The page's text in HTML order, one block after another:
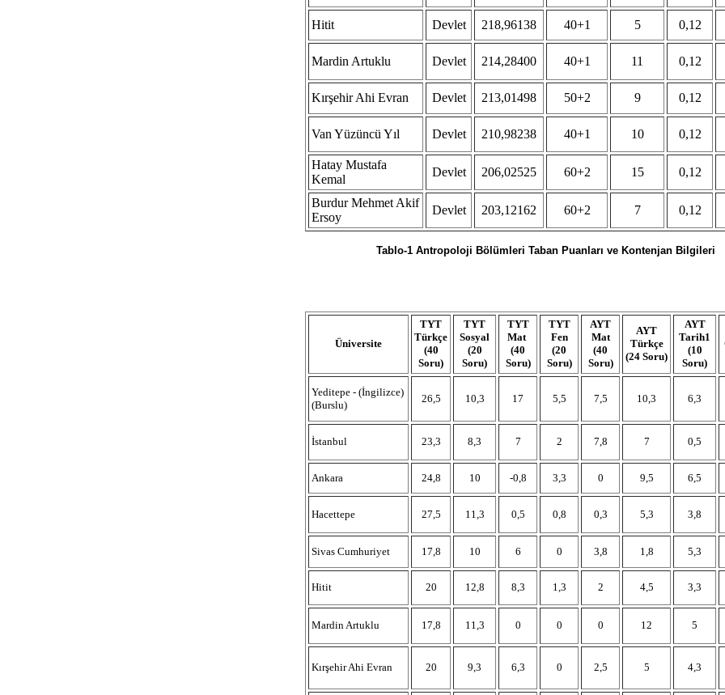
Hitit Devlet 218,96138 40+1 5 0,12
Mardin Artuklu Devlet 214,28400 40+1 11 0,12
Kırşehir Ahi Evran Devlet 213,01498 50+2 9 0,12
Van Yüzüncü Yıl Devlet 210,98238 40+1 10 0,12
Hatay Mustafa
Kemal
Devlet 206,02525 60+2 15 0,12
Burdur Mehmet Akif
Ersoy
Devlet 203,12162 60+2 7 0,12
Tablo-1 Antropoloji Bölümleri Taban Puanları ve Kontenjan Bilgileri
Üniversite
TYT
Türkçe
(40
Soru)
TYT
Sosyal
(20
Soru)
TYT
Mat
(40
Soru)
TYT
Fen
(20
Soru)
AYT
Mat
(40
Soru)
AYT
Türkçe
(24 Soru)
AYT
Tarih1
(10
Soru)
Yeditepe - (İngilizce)
(Burslu)
26,5 10,3 17 5,5 7,5 10,3 6,3
İstanbul 23,3 8,3 7 2 7,8 7 0,5
Ankara 24,8 10 -0,8 3,3 0 9,5 6,5
Hacettepe 27,5 11,3 0,5 0,8 0,3 5,3 3,8
Sivas Cumhuriyet 17,8 10 6 0 3,8 1,8 5,3
Hitit 20 12,8 8,3 1,3 2 4,5 3,3
Mardin Artuklu 17,8 11,3 0 0 0 12 5
Kırşehir Ahi Evran 20 9,3 6,3 0 2,5 5 4,3